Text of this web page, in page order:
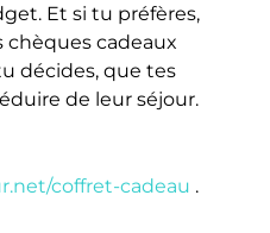
Et si tu préfères,
chèques cadeaux
décides, que tes
de leur séjour.
coffret-cadeau .